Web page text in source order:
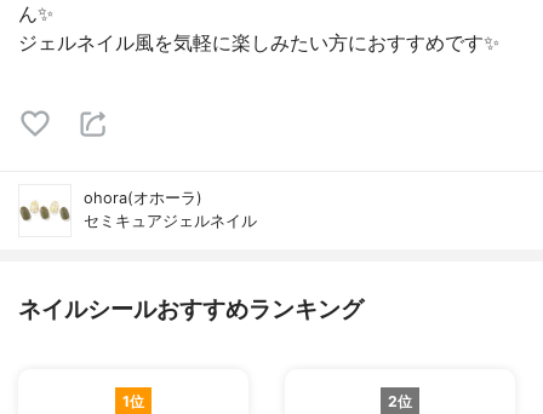
ん✨
ジェルネイル風を気軽に楽しみたい方におすすめです✨
ohora(オホーラ)
セミキュアジェルネイル
ネイルシールおすすめランキング
1位 2位